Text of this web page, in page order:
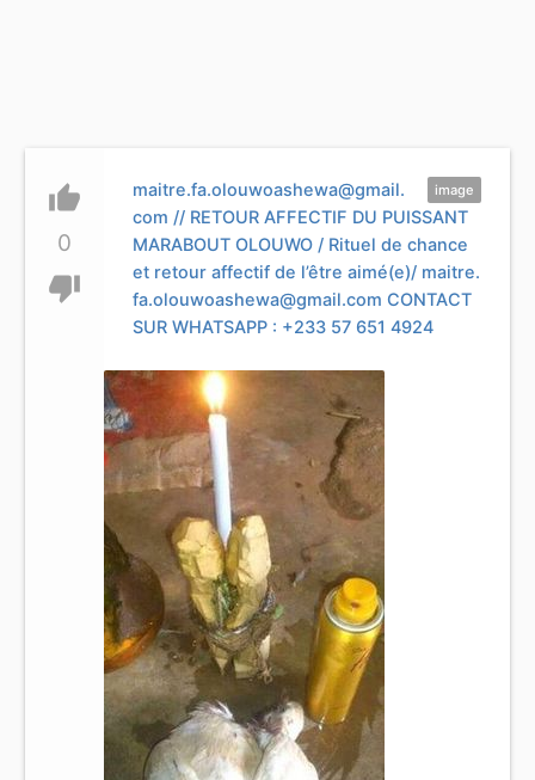
thumb_up
0
thumb_down
image
maitre.fa.olouwoashewa@gmail.
com // RETOUR AFFECTIF DU PUISSANT
MARABOUT OLOUWO / Rituel de chance
et retour affectif de l’être aimé(e)/ maitre.
fa.olouwoashewa@gmail.com CONTACT
SUR WHATSAPP : +233 57 651 4924